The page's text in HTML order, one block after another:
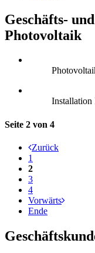
Geschäfts-
Photovoltaik
Installation
Seite 2 von 4
Zurück
1
2
3
4
Vorwärts
Ende